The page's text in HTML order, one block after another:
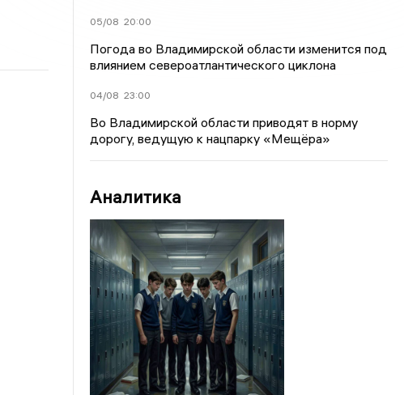
05/08 20:00
Погода во Владимирской области изменится под
влиянием североатлантического циклона
04/08 23:00
Во Владимирской области приводят в норму
дорогу, ведущую к нацпарку «Мещёра»
Аналитика